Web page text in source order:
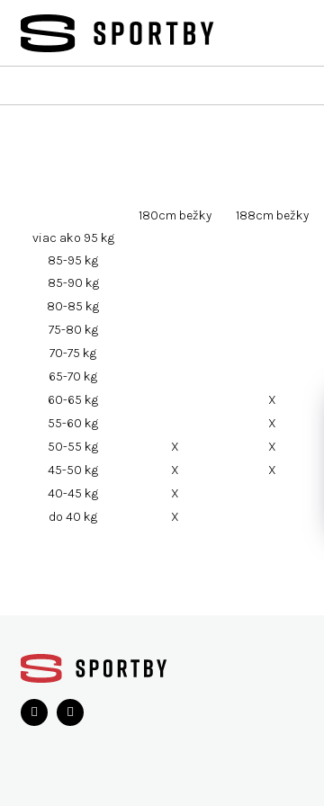
obsah
180cm bežky 188cm bežky
viac ako 95 kg
85-95 kg
85-90 kg
80-85 kg
75-80 kg
70-75 kg
65-70 kg
60-65 kg
X
55-60 kg
X
50-55 kg
X
X
45-50 kg
X
X
40-45 kg
X
do 40 kg
X